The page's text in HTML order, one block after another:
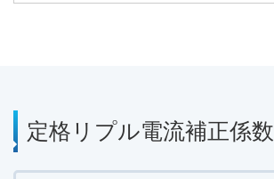
定格リプル電流補正係数